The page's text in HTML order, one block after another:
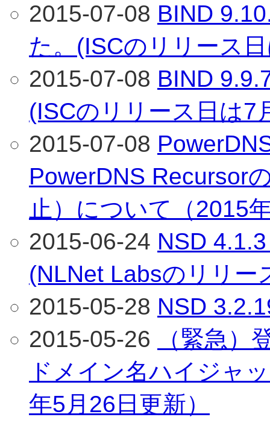
2015-07-08 BIND
た。(ISCのリリース
2015-07-08 BIND
(ISCのリリース日は7
2015-07-08
PowerDNS Recursor
止）について（2015
2015-06-24 NSD
(NLNet Labsのリリー
2015-05-28 NSD
2015-05-26
（緊急）
ドメイン名ハイジャ
年5月26日更新）